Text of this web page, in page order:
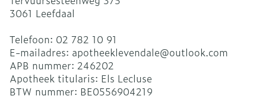
3061 Leefdaal
Telefoon: 02 782 10 91
E-mailadres: apotheeklevendale@outlook.com
APB nummer: 246202
Apotheek titularis: Els Lecluse
BTW nummer: BE0556904219